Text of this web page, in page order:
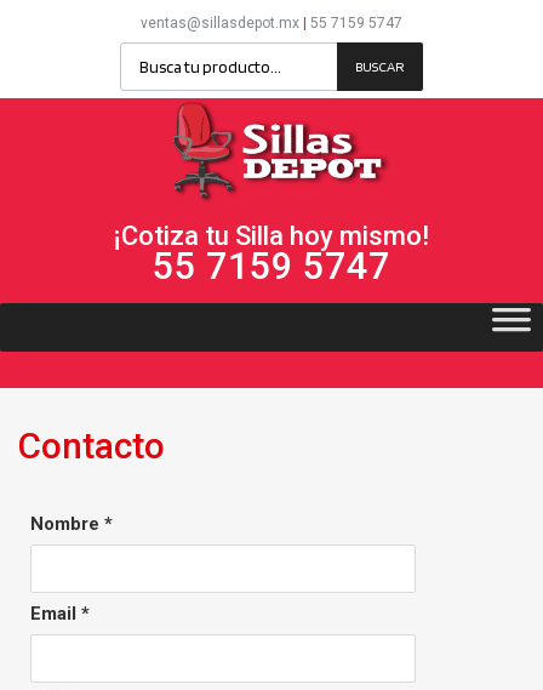
ventas@sillasdepot.mx | 55 7159 5747
BUSCAR
¡Cotiza tu Silla hoy mismo!
55 7159 5747
Contacto
Nombre *
Email *